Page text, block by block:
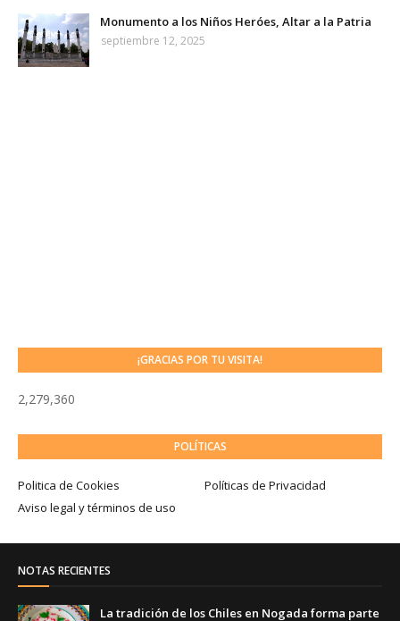
Monumento a los Niños Heróes, Altar a la Patria
septiembre 12, 2025
¡GRACIAS POR TU VISITA!
2,279,360
POLÍTICAS
Politica de Cookies
Políticas de Privacidad
Aviso legal y términos de uso
NOTAS RECIENTES
La tradición de los Chiles en Nogada forma parte